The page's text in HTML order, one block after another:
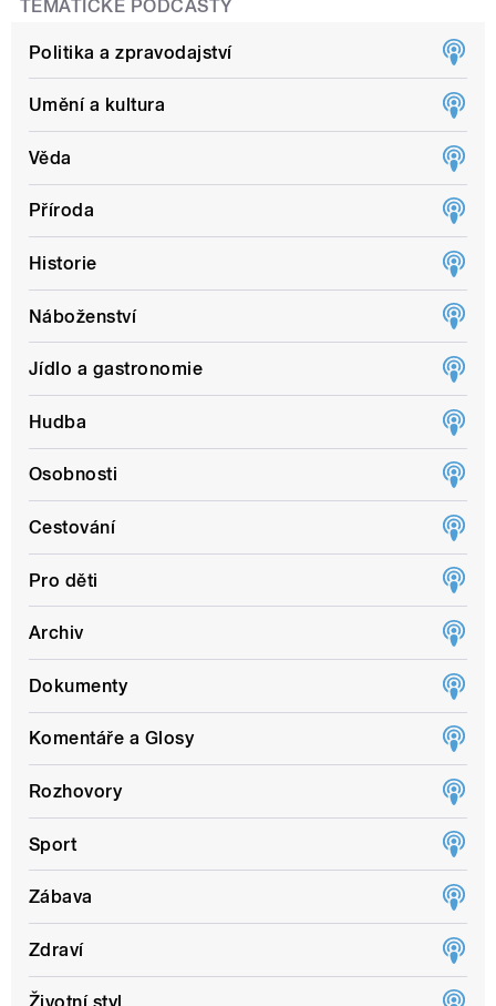
TÉMATICKÉ PODCASTY
Politika a zpravodajství
Umění a kultura
Věda
Příroda
Historie
Náboženství
Jídlo a gastronomie
Hudba
Osobnosti
Cestování
Pro děti
Archiv
Dokumenty
Komentáře a Glosy
Rozhovory
Sport
Zábava
Zdraví